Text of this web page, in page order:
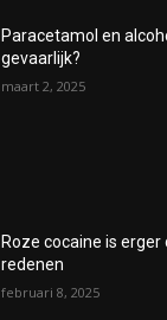
Paracetamol en
gevaarlijk?
maart 2, 2025
Roze cocaine is
redenen
februari 8, 2025